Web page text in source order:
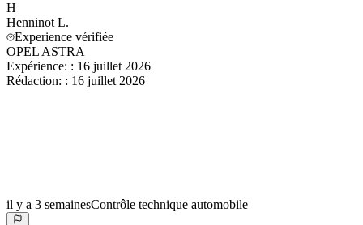
H
Henninot L.
Experience vérifiée
OPEL ASTRA
Expérience: : 16 juillet 2026
Rédaction: : 16 juillet 2026
il y a 3 semainesContrôle technique automobile